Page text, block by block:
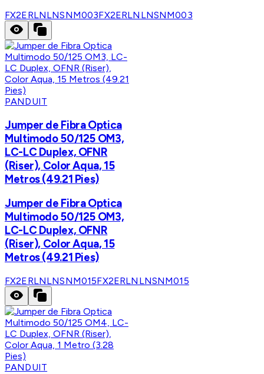
FX2ERLNLNSNM003FX2ERLNLNSNM003
PANDUIT
Jumper de Fibra Optica
Multimodo 50/125 OM3,
LC-LC Duplex, OFNR
(Riser), Color Aqua, 15
Metros (49.21 Pies)
Jumper de Fibra Optica
Multimodo 50/125 OM3,
LC-LC Duplex, OFNR
(Riser), Color Aqua, 15
Metros (49.21 Pies)
FX2ERLNLNSNM015FX2ERLNLNSNM015
PANDUIT